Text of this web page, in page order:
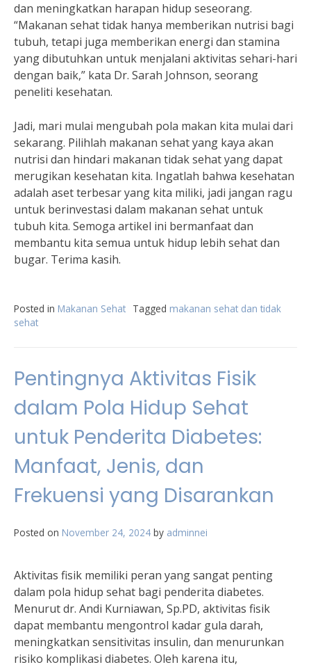
dan meningkatkan harapan hidup seseorang.
“Makanan sehat tidak hanya memberikan nutrisi bagi
tubuh, tetapi juga memberikan energi dan stamina
yang dibutuhkan untuk menjalani aktivitas sehari-hari
dengan baik,” kata Dr. Sarah Johnson, seorang
peneliti kesehatan.
Jadi, mari mulai mengubah pola makan kita mulai dari
sekarang. Pilihlah makanan sehat yang kaya akan
nutrisi dan hindari makanan tidak sehat yang dapat
merugikan kesehatan kita. Ingatlah bahwa kesehatan
adalah aset terbesar yang kita miliki, jadi jangan ragu
untuk berinvestasi dalam makanan sehat untuk
tubuh kita. Semoga artikel ini bermanfaat dan
membantu kita semua untuk hidup lebih sehat dan
bugar. Terima kasih.
Posted in Makanan Sehat Tagged makanan sehat dan tidak
sehat
Pentingnya Aktivitas Fisik
dalam Pola Hidup Sehat
untuk Penderita Diabetes:
Manfaat, Jenis, dan
Frekuensi yang Disarankan
Posted on November 24, 2024 by adminnei
Aktivitas fisik memiliki peran yang sangat penting
dalam pola hidup sehat bagi penderita diabetes.
Menurut dr. Andi Kurniawan, Sp.PD, aktivitas fisik
dapat membantu mengontrol kadar gula darah,
meningkatkan sensitivitas insulin, dan menurunkan
risiko komplikasi diabetes. Oleh karena itu,